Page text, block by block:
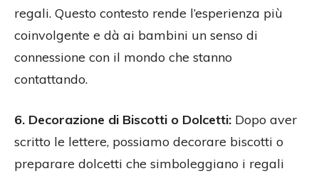
regali. Questo contesto rende l’esperienza più
coinvolgente e dà ai bambini un senso di
connessione con il mondo che stanno
contattando.
6. Decorazione di Biscotti o Dolcetti: Dopo aver
scritto le lettere, possiamo decorare biscotti o
preparare dolcetti che simboleggiano i regali